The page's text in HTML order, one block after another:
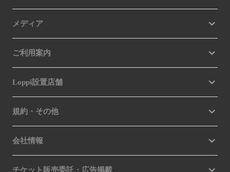
メディア
ご利用案内
Loppi設置店舗
規約・その他
会社情報
チケット販売委託・広告掲載